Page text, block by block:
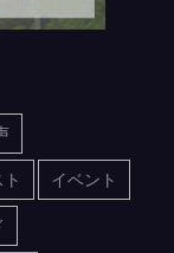
イベント